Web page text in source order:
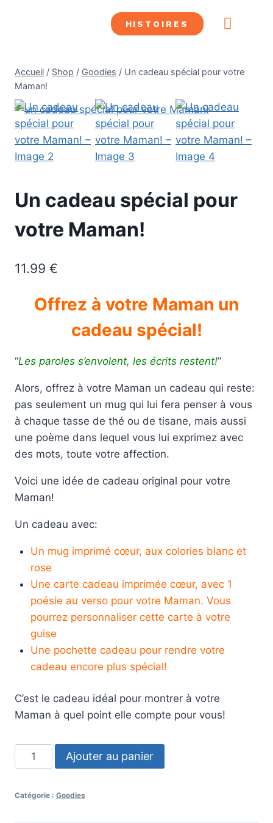
HISTOIRES
Accueil / Shop / Goodies / Un cadeau spécial pour votre
Maman!
Un cadeau spécial pour
votre Maman!
11.99 €
Offrez à votre Maman un
cadeau spécial!
“Les paroles s’envolent, les écrits restent!”
Alors, offrez à votre Maman un cadeau qui reste:
pas seulement un mug qui lui fera penser à vous
à chaque tasse de thé ou de tisane, mais aussi
une poème dans lequel vous lui exprimez avec
des mots, toute votre affection.
Voici une idée de cadeau original pour votre
Maman!
Un cadeau avec:
Un mug imprimé cœur, aux colories blanc et
rose
Une carte cadeau imprimée cœur, avec 1
poésie au verso pour votre Maman. Vous
pourrez personnaliser cette carte à votre
guise
Une pochette cadeau pour rendre votre
cadeau encore plus spécial!
C’est le cadeau idéal pour montrer à votre
Maman à quel point elle compte pour vous!
Ajouter au panier
Catégorie : Goodies